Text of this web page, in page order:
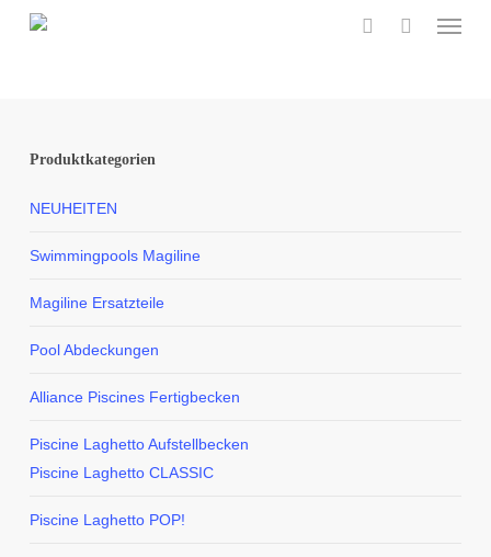
Menu
Produktkategorien
NEUHEITEN
Swimmingpools Magiline
Magiline Ersatzteile
Pool Abdeckungen
Alliance Piscines Fertigbecken
Piscine Laghetto Aufstellbecken
Piscine Laghetto CLASSIC
Piscine Laghetto POP!